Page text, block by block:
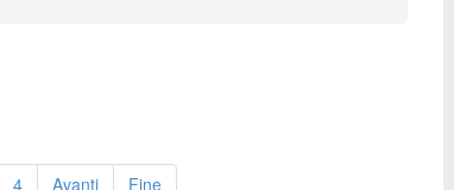
4 Avanti Fine